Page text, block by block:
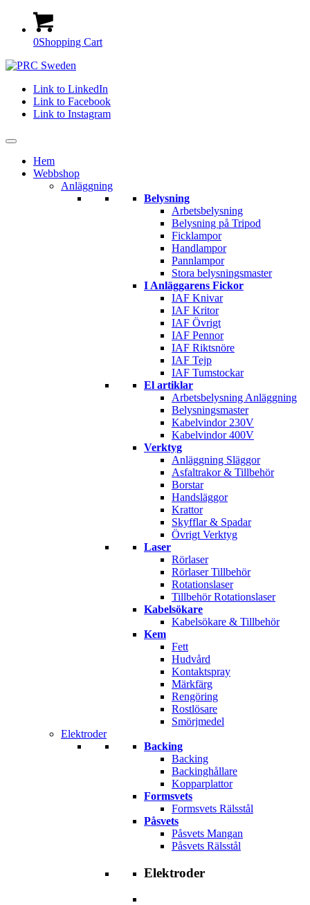
0Shopping Cart
Link to LinkedIn
Link to Facebook
Link to Instagram
Hem
Webbshop
Anläggning
Belysning
Arbetsbelysning
Belysning på Tripod
Ficklampor
Handlampor
Pannlampor
Stora belysningsmaster
I Anläggarens Fickor
IAF Knivar
IAF Kritor
IAF Övrigt
IAF Pennor
IAF Riktsnöre
IAF Tejp
IAF Tumstockar
El artiklar
Arbetsbelysning Anläggning
Belysningsmaster
Kabelvindor 230V
Kabelvindor 400V
Verktyg
Anläggning Släggor
Asfaltrakor & Tillbehör
Borstar
Handsläggor
Krattor
Skyfflar & Spadar
Övrigt Verktyg
Laser
Rörlaser
Rörlaser Tillbehör
Rotationslaser
Tillbehör Rotationslaser
Kabelsökare
Kabelsökare & Tillbehör
Kem
Fett
Hudvård
Kontaktspray
Märkfärg
Rengöring
Rostlösare
Smörjmedel
Elektroder
Backing
Backing
Backinghållare
Kopparplattor
Formsvets
Formsvets Rälsstål
Påsvets
Påsvets Mangan
Påsvets Rälsstål
Elektroder